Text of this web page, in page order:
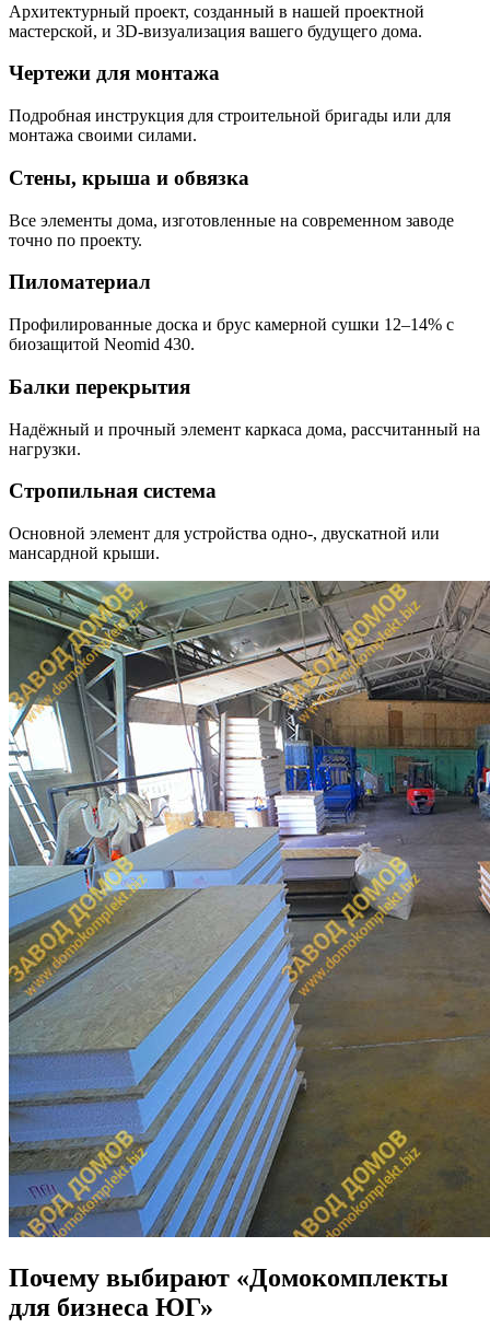
Архитектурный проект, созданный в нашей проектной
мастерской, и 3D-визуализация вашего будущего дома.
Чертежи для монтажа
Подробная инструкция для строительной бригады или для
монтажа своими силами.
Стены, крыша и обвязка
Все элементы дома, изготовленные на современном заводе
точно по проекту.
Пиломатериал
Профилированные доска и брус камерной сушки 12–14% с
биозащитой Neomid 430.
Балки перекрытия
Надёжный и прочный элемент каркаса дома, рассчитанный на
нагрузки.
Стропильная система
Основной элемент для устройства одно-, двускатной или
мансардной крыши.
Почему выбирают «Домокомплекты
для бизнеса ЮГ»